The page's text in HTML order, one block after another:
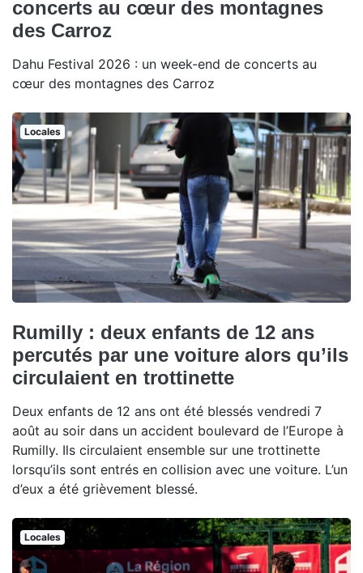
concerts au cœur des montagnes
des Carroz
Dahu Festival 2026 : un week-end de concerts au
cœur des montagnes des Carroz
Locales
Rumilly : deux enfants de 12 ans
percutés par une voiture alors qu’ils
circulaient en trottinette
Deux enfants de 12 ans ont été blessés vendredi 7
août au soir dans un accident boulevard de l’Europe à
Rumilly. Ils circulaient ensemble sur une trottinette
lorsqu’ils sont entrés en collision avec une voiture. L’un
d’eux a été grièvement blessé.
Locales